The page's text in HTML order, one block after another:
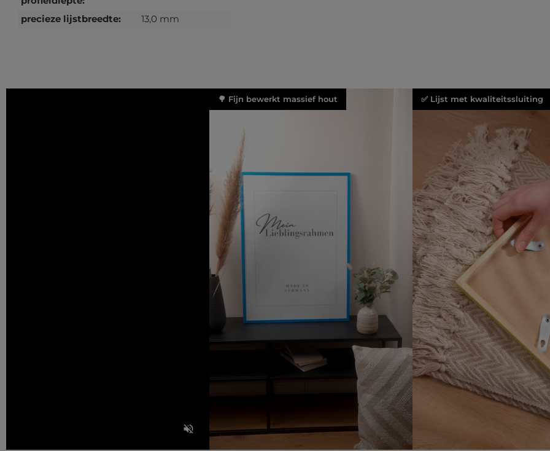
precieze lijstbreedte: 13,0 mm
🌳 Fijn bewerkt massief hout ✅ Lijst met kwaliteitssluiting